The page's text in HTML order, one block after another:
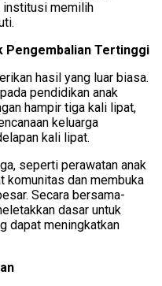
institusi memilih
Pengembalian Tertinggi
hasil yang luar biasa.
pendidikan anak
hampir tiga kali lipat,
keluarga
kali lipat.
seperti perawatan anak
komunitas dan membuka
Secara bersama-
dasar untuk
dapat meningkatkan